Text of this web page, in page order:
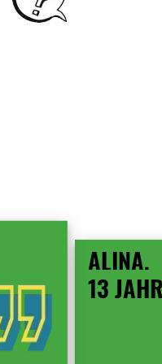
ALINA,
13